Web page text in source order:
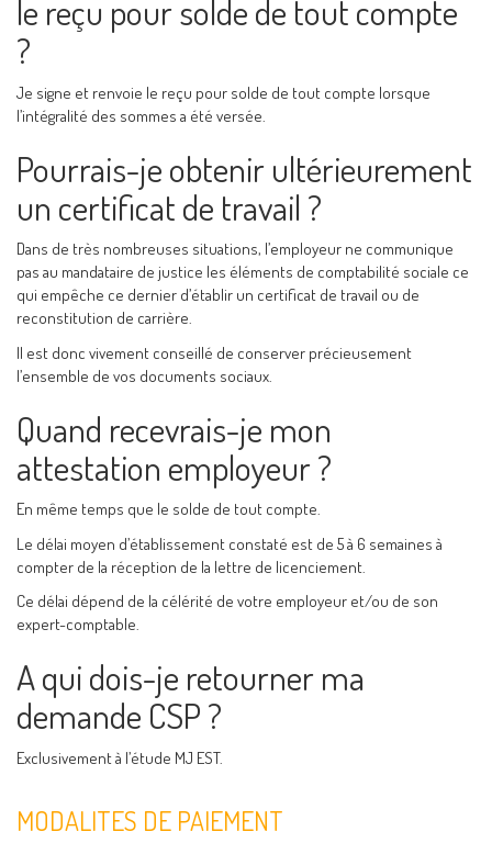
le reçu pour solde de tout compte
?
Je signe et renvoie le reçu pour solde de tout compte lorsque
l’intégralité des sommes a été versée.
Pourrais-je obtenir ultérieurement
un certificat de travail ?
Dans de très nombreuses situations, l’employeur ne communique
pas au mandataire de justice les éléments de comptabilité sociale ce
qui empêche ce dernier d’établir un certificat de travail ou de
reconstitution de carrière.
Il est donc vivement conseillé de conserver précieusement
l’ensemble de vos documents sociaux.
Quand recevrais-je mon
attestation employeur ?
En même temps que le solde de tout compte.
Le délai moyen d’établissement constaté est de 5 à 6 semaines à
compter de la réception de la lettre de licenciement.
Ce délai dépend de la célérité de votre employeur et/ou de son
expert-comptable.
A qui dois-je retourner ma
demande CSP ?
Exclusivement à l’étude MJ EST.
MODALITES DE PAIEMENT